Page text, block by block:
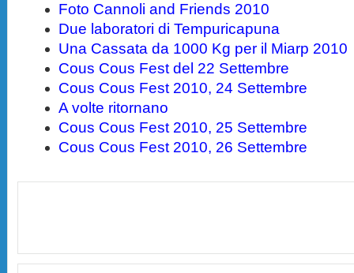
Foto Cannoli and Friends 2010
Due laboratori di Tempuricapuna
Una Cassata da 1000 Kg per il Miarp 2010
Cous Cous Fest del 22 Settembre
Cous Cous Fest 2010, 24 Settembre
A volte ritornano
Cous Cous Fest 2010, 25 Settembre
Cous Cous Fest 2010, 26 Settembre